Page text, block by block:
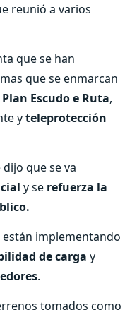
reunió a varios
que se han
que se enmarcan
Plan Escudo e Ruta,
yteleprotección
que se va
y se refuerza la
están implementando
de carga y
.
tomados como